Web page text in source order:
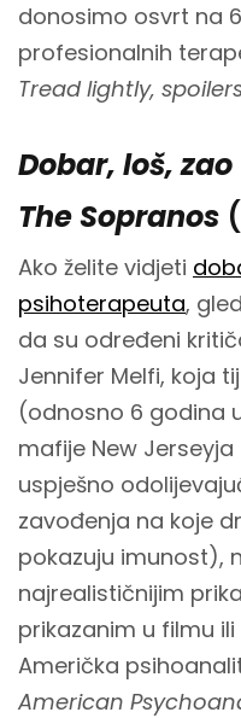
donosimo osvrt na
profesionalnih
Tread lightly,
Dobar, loš, zao
The Sopranos
Ako želite vidjeti
psihoterapeuta,
da su određeni
Jennifer Melfi, koja
(odnosno 6 godina
mafije New
uspješno
zavođenja na koje
pokazuju imunost),
najrealističnijim
prikazanim u filmu ili
Američka
American